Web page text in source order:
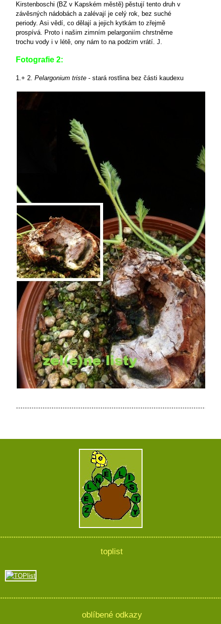
Kirstenboschi (BZ v Kapském městě) pěstují tento druh v
závěsných nádobách a zalévají je celý rok, bez suché
periody. Asi vědí, co dělají a jejich kytkám to zřejmě
prospívá. Proto i našim zimním pelargoniím chrstněme
trochu vody i v létě, ony nám to na podzim vrátí. J.
Fotografie 2:
1.+ 2. Pelargonium triste - stará rostlina bez části kaudexu
toplist
oblíbené odkazy